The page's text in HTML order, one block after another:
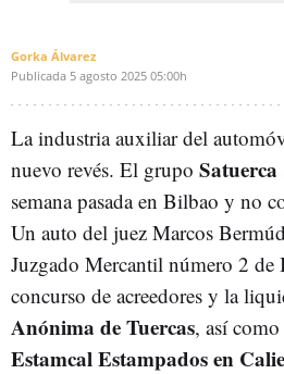
Gorka Álvarez
Publicada 5 agosto 2025 05:00h
La industria auxiliar del
nuevo revés. El grupo Satuerca
semana pasada en Bilbao y no
Un auto del juez Marcos
Juzgado Mercantil número 2 de
concurso de acreedores y la
Anónima de Tuercas, así
Estamcal Estampados en